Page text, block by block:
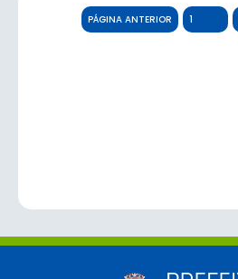
PÁGINA ANTERIOR